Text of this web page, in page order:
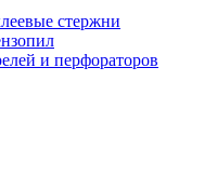
стержни
и перфораторов